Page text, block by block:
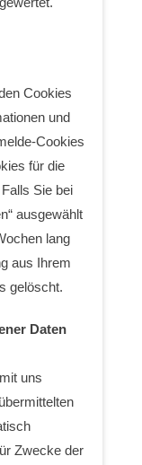
Cookies
und
Cookies
für die
Sie bei
ausgewählt
lang
aus Ihrem
gelöscht.
Daten
uns
Zwecke der